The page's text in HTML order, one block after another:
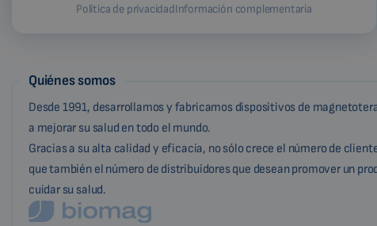
Política de privacidadInformación complementaria
Quiénes somos
Desde 1991, desarrollamos y fabricamos dispositivos de
a mejorar su salud en todo el mundo.
Gracias a su alta calidad y eficacia, no sólo crece el número de
que también el número de distribuidores que desean promover un
cuidar su salud.